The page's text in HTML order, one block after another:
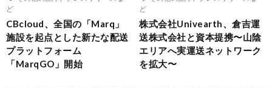
ど
CBcloud、全国の「Marq」
施設を起点とした新たな配送
プラットフォーム
「MarqGO」開始
ど
株式会社Univearth、倉吉運
送株式会社と資本提携〜山陰
エリアへ実運送ネットワーク
を拡大〜